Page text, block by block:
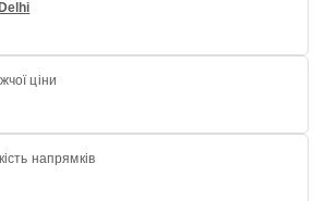
ціни
напрямків